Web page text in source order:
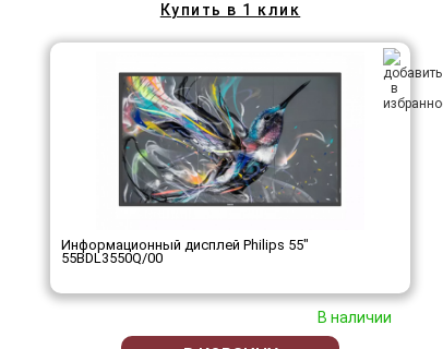
Купить в 1 клик
Информационный дисплей Philips 55"
55BDL3550Q/00
В наличии